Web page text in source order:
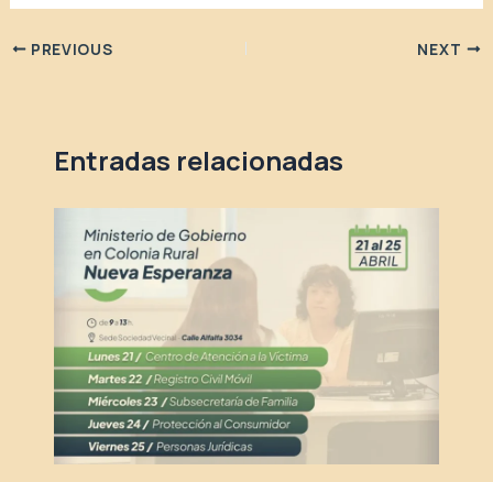
PREVIOUS NEXT
Entradas relacionadas